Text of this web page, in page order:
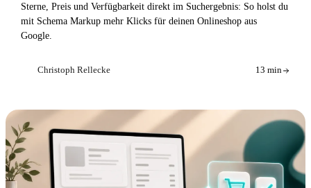
Sterne, Preis und Verfügbarkeit direkt im Suchergebnis: So holst du
mit Schema Markup mehr Klicks für deinen Onlineshop aus
Google.
Christoph Rellecke 13 min